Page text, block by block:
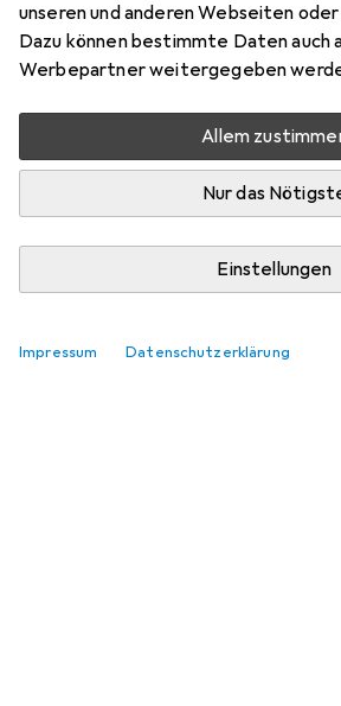
unseren und anderen Webseiten
Dazu können bestimmte Daten auch
Werbepartner weitergegeben
Allem
Nur das
Einstellungen
Impressum Datenschutzerklärung
Hier findest du passendes Zubehör
AirBreaker aus der Kategorie
AbusRain Cap Helmüberzug